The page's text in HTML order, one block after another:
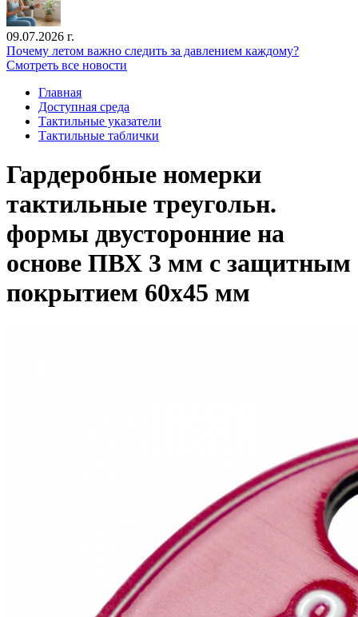
09.07.2026 г.
Почему летом важно следить за давлением каждому?
Смотреть все новости
Главная
Доступная среда
Тактильные указатели
Тактильные таблички
Гардеробные номерки
тактильные треугольн.
формы двусторонние на
основе ПВХ 3 мм с защитным
покрытием 60х45 мм